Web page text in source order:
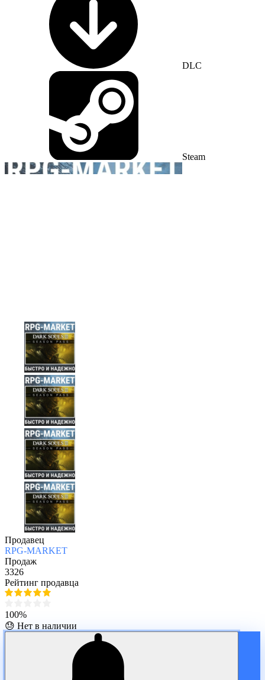
DLC
Steam
Продавец
RPG-MARKET
Продаж
3326
Рейтинг продавца
100%
😓 Нет в наличии